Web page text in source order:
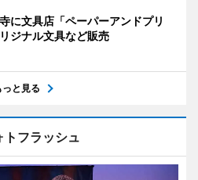
に文具店「ペーパーアンドプリ
ジナル文具など販売
っと見る
トフラッシュ